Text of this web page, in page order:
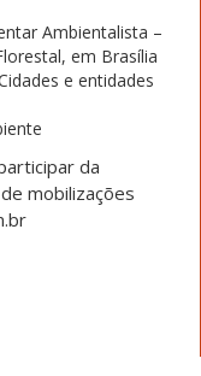
Ambientalista –
em Brasília
e entidades
da
mobilizações